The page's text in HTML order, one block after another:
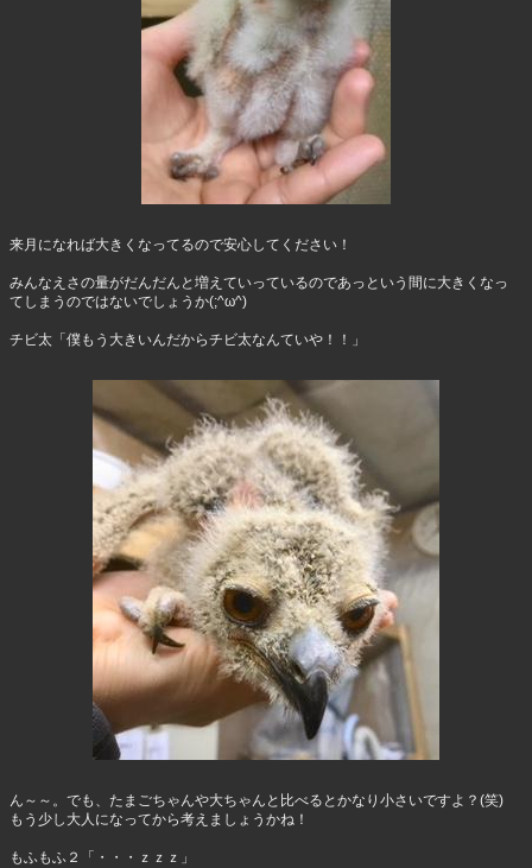
来月になれば大きくなってるので安心してください！
みんなえさの量がだんだんと増えていっているのであっという間に大きくなっ
てしまうのではないでしょうか(;^ω^)
チビ太「僕もう大きいんだからチビ太なんていや！！」
ん～～。でも、たまごちゃんや大ちゃんと比べるとかなり小さいですよ？(笑)
もう少し大人になってから考えましょうかね！
もふもふ２「・・・ｚｚｚ」